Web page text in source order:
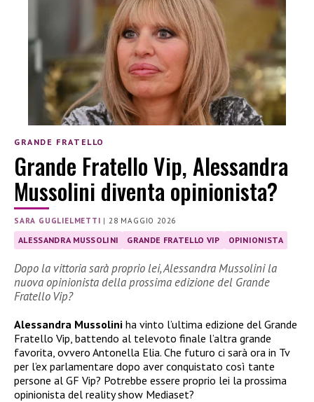
GRANDE FRATELLO
Grande Fratello Vip, Alessandra
Mussolini diventa opinionista?
SARA GUGLIELMETTI |28 MAGGIO 2026
ALESSANDRA MUSSOLINI GRANDE FRATELLO VIP OPINIONISTA
Dopo la vittoria sarà proprio lei, Alessandra Mussolini la
nuova opinionista della prossima edizione del Grande
Fratello Vip?
Alessandra Mussolini ha vinto l’ultima edizione del Grande
Fratello Vip, battendo al televoto finale l’altra grande
favorita, ovvero Antonella Elia. Che futuro ci sarà ora in Tv
per l’ex parlamentare dopo aver conquistato così tante
persone al GF Vip? Potrebbe essere proprio lei la prossima
opinionista del reality show Mediaset?